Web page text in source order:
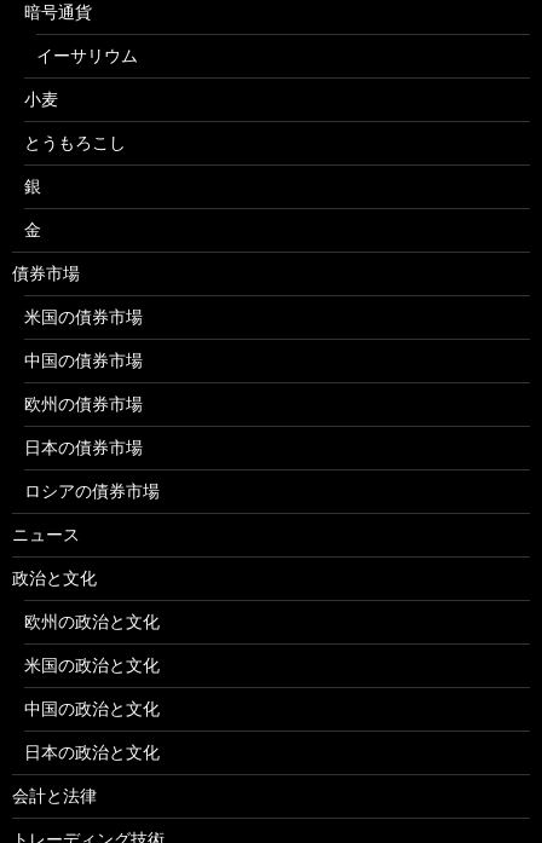
暗号通貨
イーサリウム
小麦
とうもろこし
銀
金
債券市場
米国の債券市場
中国の債券市場
欧州の債券市場
日本の債券市場
ロシアの債券市場
ニュース
政治と文化
欧州の政治と文化
米国の政治と文化
中国の政治と文化
日本の政治と文化
会計と法律